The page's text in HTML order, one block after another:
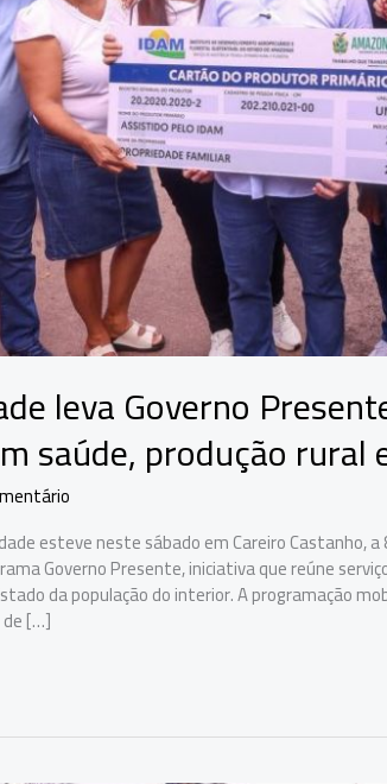
leva Governo
saúde, produção rural
esteve neste sábado em Careiro Castanho,
Governo Presente, iniciativa que reúne
da população do interior. A programação
[…]